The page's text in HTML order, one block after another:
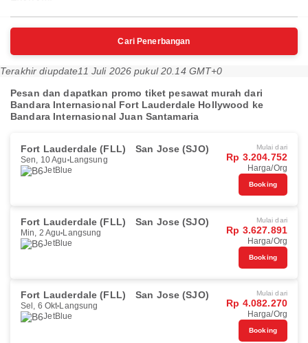
Cari Penerbangan
Terakhir diupdate11 Juli 2026 pukul 20.14 GMT+0
Pesan dan dapatkan promo tiket pesawat murah dari
Bandara Internasional Fort Lauderdale Hollywood ke
Bandara Internasional Juan Santamaria
Fort Lauderdale (FLL) San Jose (SJO)
Sen, 10 Agu Langsung
JetBlue
Mulai dari
Rp 3.204.752
Harga/Org
Booking
Fort Lauderdale (FLL) San Jose (SJO)
Min, 2 Agu Langsung
JetBlue
Mulai dari
Rp 3.627.891
Harga/Org
Booking
Fort Lauderdale (FLL) San Jose (SJO)
Sel, 6 Okt Langsung
JetBlue
Mulai dari
Rp 4.082.270
Harga/Org
Booking